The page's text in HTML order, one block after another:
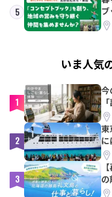
5
いま人気
1
今
2
東
3